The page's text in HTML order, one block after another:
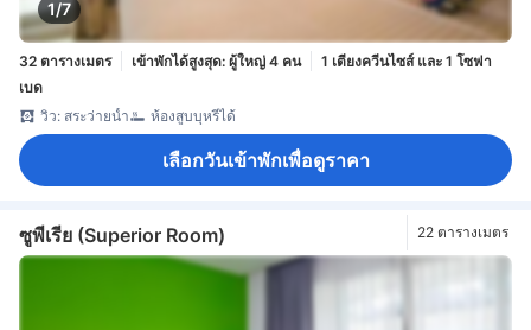
1/7
32 ตารางเมตร เข้าพักได้สูงสุด: ผู้ใหญ่ 4 คน
1 เตียงควีนไซส์ และ 1 โซฟา
เบด
วิว: สระว่ายน้ำ
ห้องสูบบุหรี่ได้
เลือกวันเข้าพักเพื่อดูราคา
ซูพีเรีย (Superior Room) 22 ตารางเมตร